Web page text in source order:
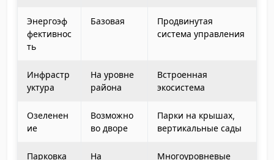
Энергоэф
фективнос
ть
Базовая
Продвинутая
система управления
Инфрастр
уктура
На уровне
района
Встроенная
экосистема
Озеленен
ие
Возможно
во дворе
Парки на крышах,
вертикальные сады
Парковка
На
Многоуровневые